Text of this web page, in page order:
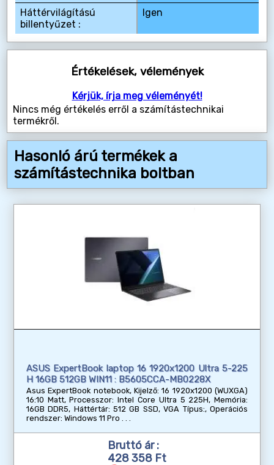
Háttérvilágítású
billentyűzet :
Igen
Értékelések, vélemények
Kérjük, írja meg véleményét!
Nincs még értékelés erről a számítástechnikai
termékről.
Hasonló árú termékek a
számítástechnika boltban
ASUS ExpertBook laptop 16 1920x1200 Ultra 5-225
H 16GB 512GB WIN11 : B5605CCA-MB0228X
Asus ExpertBook notebook, Kijelző: 16 1920x1200 (WUXGA)
16:10 Matt, Processzor: Intel Core Ultra 5 225H, Memória:
16GB DDR5, Háttértár: 512 GB SSD, VGA Típus:, Operációs
rendszer: Windows 11 Pro
Bruttó ár :
428 358 Ft